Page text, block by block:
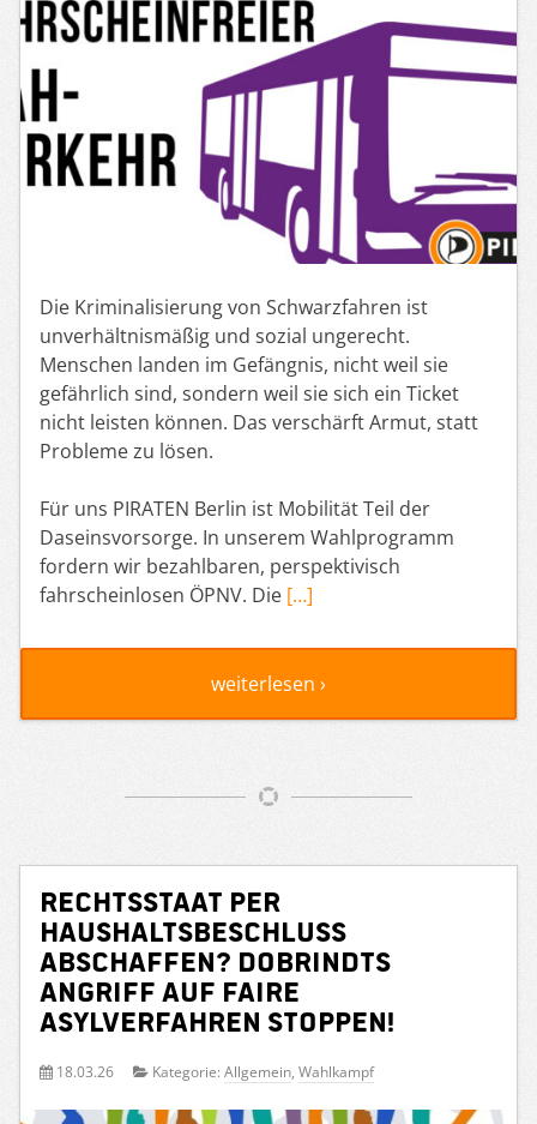
Die Kriminalisierung von Schwarzfahren ist
unverhältnismäßig und sozial ungerecht.
Menschen landen im Gefängnis, nicht weil sie
gefährlich sind, sondern weil sie sich ein Ticket
nicht leisten können. Das verschärft Armut, statt
Probleme zu lösen.
Für uns PIRATEN Berlin ist Mobilität Teil der
Daseinsvorsorge. In unserem Wahlprogramm
fordern wir bezahlbaren, perspektivisch
fahrscheinlosen ÖPNV. Die […]
weiterlesen ›
Rechtsstaat per
Haushaltsbeschluss
abschaffen? Dobrindts
Angriff auf faire
Asylverfahren stoppen!
18.03.26 Kategorie: Allgemein, Wahlkampf